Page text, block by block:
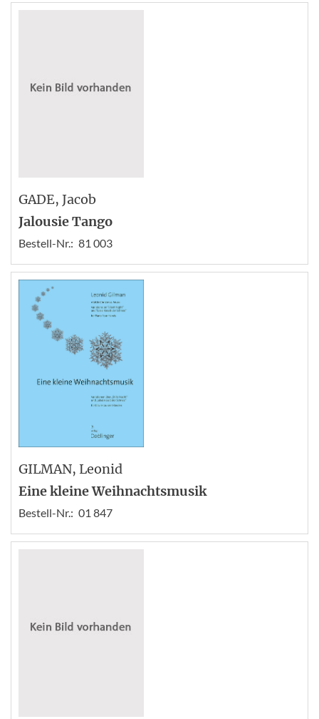
GADE, Jacob
Jalousie Tango
Bestell-Nr.: 81 003
GILMAN, Leonid
Eine kleine Weihnachtsmusik
Bestell-Nr.: 01 847